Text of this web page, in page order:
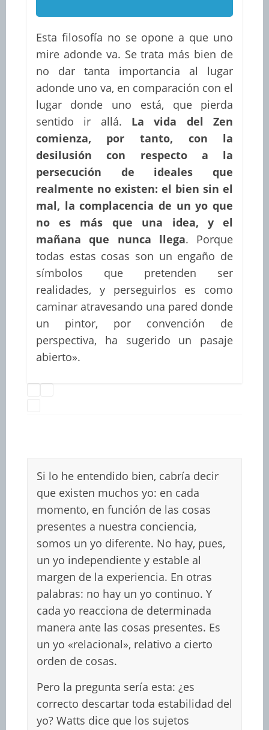
Esta filosofía no se opone a que uno
mire adonde va. Se trata más bien de
no dar tanta importancia al lugar
adonde uno va, en comparación con el
lugar donde uno está, que pierda
sentido ir allá. La vida del Zen
comienza, por tanto, con la
desilusión con respecto a la
persecución de ideales que
realmente no existen: el bien sin el
mal, la complacencia de un yo que
no es más que una idea, y el
mañana que nunca llega. Porque
todas estas cosas son un engaño de
símbolos que pretenden ser
realidades, y perseguirlos es como
caminar atravesando una pared donde
un pintor, por convención de
perspectiva, ha sugerido un pasaje
abierto».
Si lo he entendido bien, cabría decir
que existen muchos yo: en cada
momento, en función de las cosas
presentes a nuestra conciencia,
somos un yo diferente. No hay, pues,
un yo independiente y estable al
margen de la experiencia. En otras
palabras: no hay un yo continuo. Y
cada yo reacciona de determinada
manera ante las cosas presentes. Es
un yo «relacional», relativo a cierto
orden de cosas.
Pero la pregunta sería esta: ¿es
correcto descartar toda estabilidad del
yo? Watts dice que los sujetos